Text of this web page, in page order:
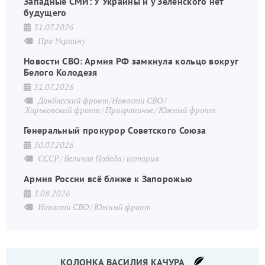
будущего
31.07.2026
Про Украину
Новости СВО: Армия РФ замкнула кольцо вокруг
Белого Колодезя
31.07.2026
Донбасский фронт/Новости СВО
Харьковский фронт Приграничье Южный фронт
Генеральный прокурор Советского Союза
30.07.2026
СССР Великая Победа история
Армия России всё ближе к Запорожью
3.08.2026
Новости СВО Южный фронт
КОЛОНКА ВАСИЛИЯ КАЧУРА